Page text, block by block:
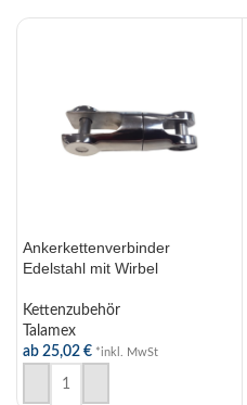
Ankerkettenverbinder
Edelstahl mit Wirbel
Kettenzubehör
Talamex
ab 25,02 € *inkl. MwSt
AUSFÜHRUNG WÄHLEN